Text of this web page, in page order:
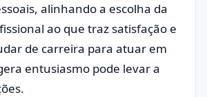
alinhando a escolha da
ao que traz satisfação e
de carreira para atuar em
entusiasmo pode levar a